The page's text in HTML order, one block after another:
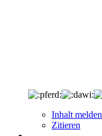
Inhalt melden
Zitieren